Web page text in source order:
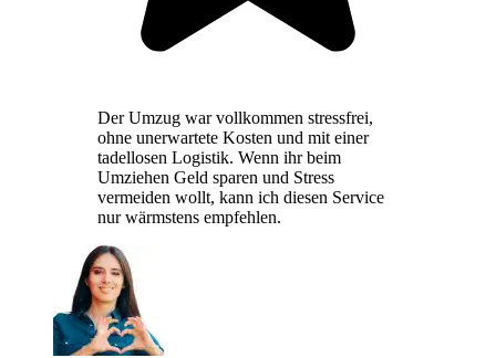
Der Umzug war vollkommen stressfrei,
ohne unerwartete Kosten und mit einer
tadellosen Logistik. Wenn ihr beim
Umziehen Geld sparen und Stress
vermeiden wollt, kann ich diesen Service
nur wärmstens empfehlen.